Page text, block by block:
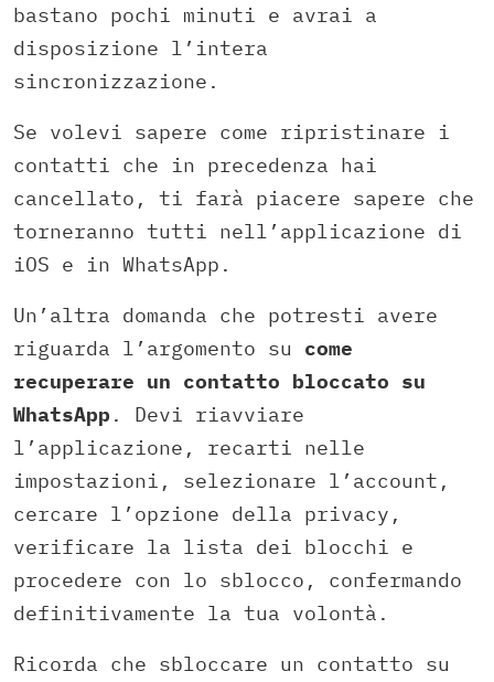
bastano pochi minuti e avrai a
disposizione l’intera
sincronizzazione.
Se volevi sapere come ripristinare i
contatti che in precedenza hai
cancellato, ti farà piacere sapere che
torneranno tutti nell’applicazione di
iOS e in WhatsApp.
Un’altra domanda che potresti avere
riguarda l’argomento su come
recuperare un contatto bloccato su
WhatsApp . Devi riavviare
l’applicazione, recarti nelle
impostazioni, selezionare l’account,
cercare l’opzione della privacy,
verificare la lista dei blocchi e
procedere con lo sblocco, confermando
definitivamente la tua volontà.
Ricorda che sbloccare un contatto su